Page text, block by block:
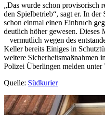
„Das wurde schon provisorisch
den Spielbetrieb“, sagt er. In der
schon einmal einen Einbruch
deutlich höher gewesen. Dieses
– vermutlich wegen des
Keller bereits Einiges in
weitere Sicherheitsmaßnahmen
Polizei Überlingen melden unter
Quelle: Südkurier